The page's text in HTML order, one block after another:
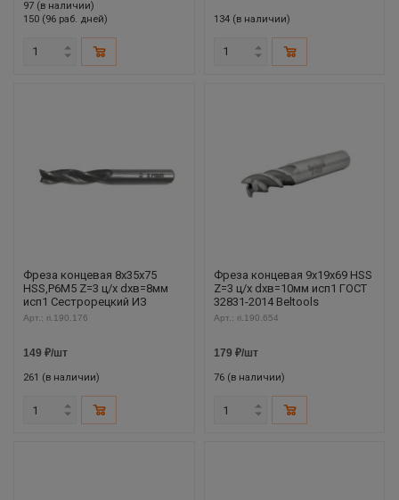
97 (в наличии)
150 (96 раб. дней)
134 (в наличии)
Фреза концевая 8х35х75
HSS,Р6М5 Z=3 ц/х dхв=8мм
исп1 Сестрорецкий ИЗ
Арт.: ri.190.176
149 ₽/шт
261 (в наличии)
Фреза концевая 9х19х69 HSS
Z=3 ц/х dхв=10мм исп1 ГОСТ
32831-2014 Beltools
Арт.: ri.190.654
179 ₽/шт
76 (в наличии)